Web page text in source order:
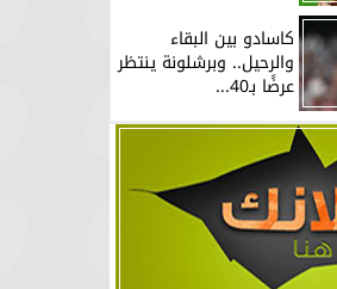
كاسادو بين البقاء
والرحيل.. وبرشلونة ينتظر
عرضًا بـ40...